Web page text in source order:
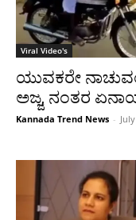
Viral Video's
ಯುವಕರೇ
ಅಜ್ಜ, ನಂತರ
Kannada Trend News -